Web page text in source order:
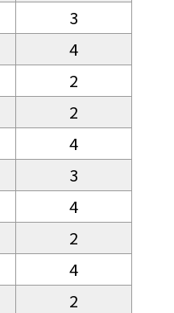
3
4
2
2
4
3
4
2
4
2